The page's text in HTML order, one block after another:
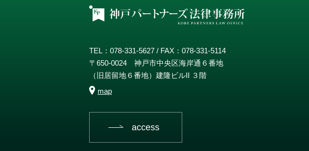
TEL：078-331-5627 / FAX：078-331-5114
〒650-0024 神戸市中央区海岸通６番地
（旧居留地６番地）建隆ビルII ３階
map
access